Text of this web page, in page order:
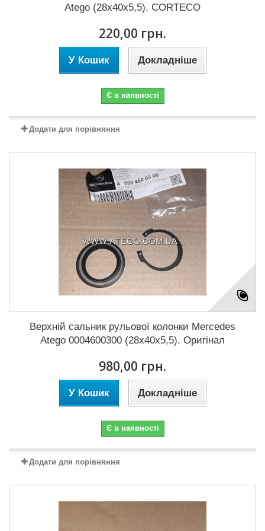
Atego (28x40x5,5). CORTECO
220,00 грн.
У Кошик Докладніше
Є в наявності
Додати для порівняння
Верхній сальник рульової колонки Mercedes
Atego 0004600300 (28x40x5,5). Оригінал
980,00 грн.
У Кошик Докладніше
Є в наявності
Додати для порівняння